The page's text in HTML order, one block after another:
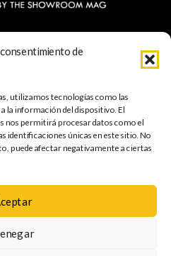
de
utilizamos tecnologías como las
la información del dispositivo. El
nos permitirá procesar datos como el
identificaciones únicas en este sitio. No
puede afectar negativamente a ciertas
- Rosti Family Group S.L.
de Tenerife (ES)
MÚSICAGASTRONOMÍA
FOTOGRAFÍAGRATISINFANTIL
de